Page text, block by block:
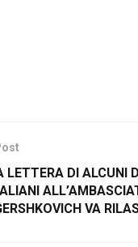
LETTERA DI ALCUNI
VA